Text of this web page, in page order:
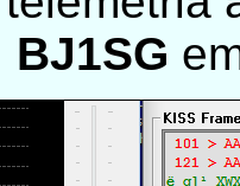
BJ1SG